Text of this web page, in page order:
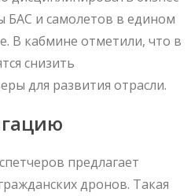
БАС и самолетов в едином
В кабмине отметили, что в
снизить
для развития отрасли.
предлагает
дронов. Такая